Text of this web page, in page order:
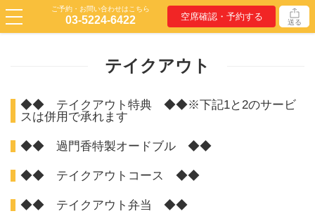
ご予約・お問い合わせはこちら
03-5224-6422 空席確認・予約する 送る
テイクアウト
◆◆ テイクアウト特典 ◆◆※下記1と2のサービ
スは併用で承れます
◆◆ 過門香特製オードブル ◆◆
◆◆ テイクアウトコース ◆◆
◆◆ テイクアウト弁当 ◆◆